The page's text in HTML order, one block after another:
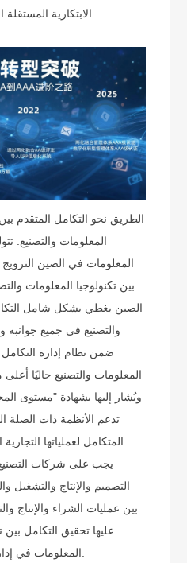
المعلومات والتصنيع.
المعلومات في الصين الترويج
بين تكنولوجيا المعلومات
الصين يغطي بشكل شامل
والتصنيع في جميع جوانبه
المعلومات والتصنيع حاليًا
ويُشار إليها بشهادة "مستوى
تدعم الأنظمة ذات الصلة
المتكامل لعملياتها
يجب على شركات
التصميم والإنتاج والتشغيل
بين عمليات الشراء والإنتاج
عليها تحقيق التكامل بين